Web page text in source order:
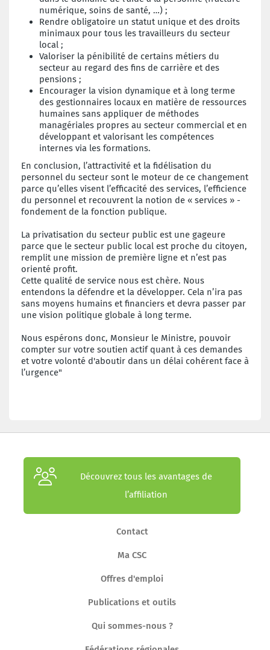
numérique, soins de santé, …) ;
Rendre obligatoire un statut unique et des droits
minimaux pour tous les travailleurs du secteur
local ;
Valoriser la pénibilité de certains métiers du
secteur au regard des fins de carrière et des
pensions ;
Encourager la vision dynamique et à long terme
des gestionnaires locaux en matière de ressources
humaines sans appliquer de méthodes
managériales propres au secteur commercial et en
développant et valorisant les compétences
internes via les formations.
En conclusion, l’attractivité et la fidélisation du
personnel du secteur sont le moteur de ce changement
parce qu’elles visent l’efficacité des services, l’efficience
du personnel et recouvrent la notion de « services » -
fondement de la fonction publique.
La privatisation du secteur public est une gageure
parce que le secteur public local est proche du citoyen,
remplit une mission de première ligne et n’est pas
orienté profit.
Cette qualité de service nous est chère. Nous
entendons la défendre et la développer. Cela n’ira pas
sans moyens humains et financiers et devra passer par
une vision politique globale à long terme.
Nous espérons donc, Monsieur le Ministre, pouvoir
compter sur votre soutien actif quant à ces demandes
et votre volonté d'aboutir dans un délai cohérent face à
l’urgence"
Découvrez tous les avantages de
l’affiliation
Contact
Ma CSC
Offres d'emploi
Publications et outils
Qui sommes-nous ?